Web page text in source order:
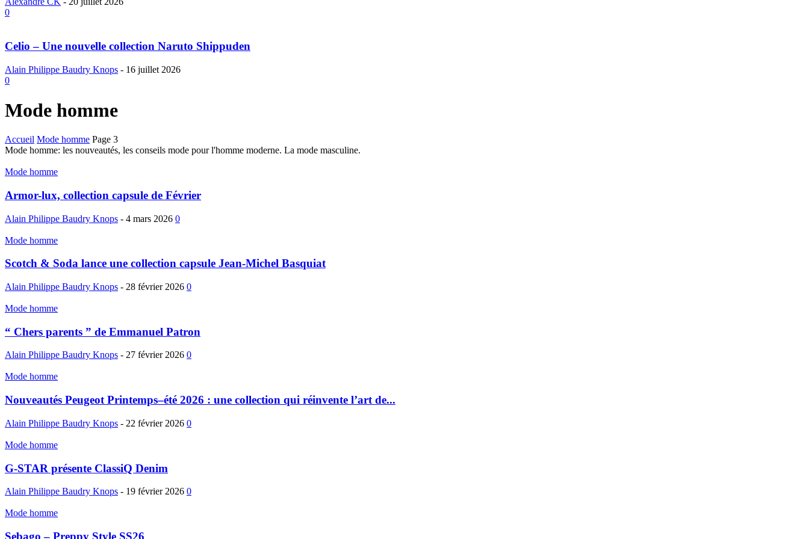
0
Celio – Une nouvelle collection Naruto Shippuden
Alain Philippe Baudry Knops - 16 juillet 2026
0
Mode homme
Accueil Mode homme Page 3
Mode homme: les nouveautés, les conseils mode pour l'homme moderne. La mode masculine.
Mode homme
Armor-lux, collection capsule de Février
Alain Philippe Baudry Knops - 4 mars 2026 0
Mode homme
Scotch & Soda lance une collection capsule Jean-Michel Basquiat
Alain Philippe Baudry Knops - 28 février 2026 0
Mode homme
“ Chers parents ” de Emmanuel Patron
Alain Philippe Baudry Knops - 27 février 2026 0
Mode homme
Nouveautés Peugeot Printemps–été 2026 : une collection qui réinvente l’art de...
Alain Philippe Baudry Knops - 22 février 2026 0
Mode homme
G-STAR présente ClassiQ Denim
Alain Philippe Baudry Knops - 19 février 2026 0
Mode homme
Sebago – Preppy Style SS26